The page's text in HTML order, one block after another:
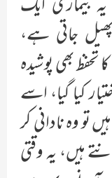
جاتی ہے،
بھی پوشیدہ
کیا گیا، اسے
تو وہ نادانی کر
ہیں، یہ وقتی